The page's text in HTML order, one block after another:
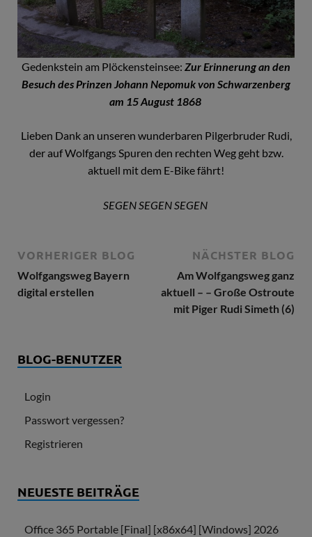
Gedenkstein am Plöckensteinsee: Zur Erinnerung an den
Besuch des Prinzen Johann Nepomuk von Schwarzenberg
am 15 August 1868
Lieben Dank an unseren wunderbaren Pilgerbruder Rudi,
der auf Wolfgangs Spuren den rechten Weg geht bzw.
aktuell mit dem E-Bike fährt!
SEGEN SEGEN SEGEN
VORHERIGER BLOG
Wolfgangsweg Bayern
digital erstellen
NÄCHSTER BLOG
Am Wolfgangsweg ganz
aktuell – – Große Ostroute
mit Piger Rudi Simeth (6)
BLOG-BENUTZER
Login
Passwort vergessen?
Registrieren
NEUESTE BEITRÄGE
Office 365 Portable [Final] [x86x64] [Windows] 2026